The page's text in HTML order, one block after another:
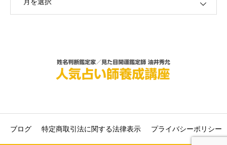
ブログ 特定商取引法に関する法律表示 プライバシーポリシー